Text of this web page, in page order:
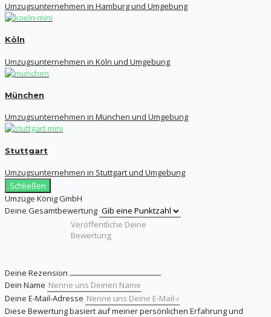
Umzugsunternehmen in Hamburg und Umgebung
Köln
Umzugsunternehmen in Köln und Umgebung
München
Umzugsunternehmen in München und Umgebung
Stuttgart
Umzugsunternehmen in Stuttgart und Umgebung
Schließen
Umzüge König GmbH
Deine Gesamtbewertung
Deine Rezension
Dein Name
Deine E-Mail-Adresse
Diese Bewertung basiert auf meiner persönlichen Erfahrung und